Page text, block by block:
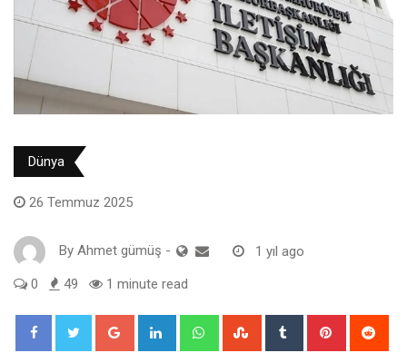
Dünya
26 Temmuz 2025
By Ahmet gümüş - 1 yıl ago
0 49 1 minute read
Google+ LinkedIn WhatsappStumbleUpon
Tumblr Pinterest